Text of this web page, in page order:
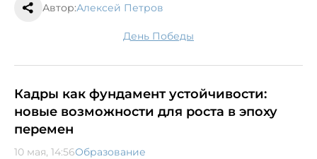
Автор:Алексей Петров
День Победы
Кадры как фундамент устойчивости:
новые возможности для роста в эпоху
перемен
10 мая, 14:56Образование